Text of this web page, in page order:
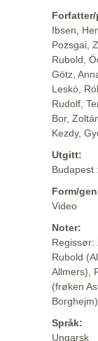
Ibsen,
Pozsgai,
Rubold,
Götz,
Leskó,
Rudolf,
Bor,
Kezdy,
Utgitt:
Budapest
Form/
Video
Noter:
Regissør:
Rubold
Allmers),
(frøken
Språk:
Ungarsk